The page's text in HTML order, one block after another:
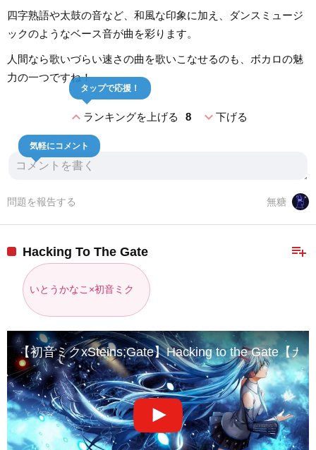
四字熟語や太鼓の音など、和風な印象に加え、ダンスミュージ
ックのようなベース音が曲を彩ります。
人間なら歌いづらい速さの曲を歌いこなせるのも、ボカロの魅
力の一つですね！
expand_lessランキングを上げる 8
タップで応援！
expand_more下げる
気軽にコメント
無糖
問題を報告する
playlist_add
Hacking To The Gate
いとうかなこ×初音ミク
【初音ミクxSteins;Gate】Hacking to the Gate【カ